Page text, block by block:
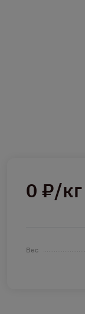
0 ₽/кг
Вес